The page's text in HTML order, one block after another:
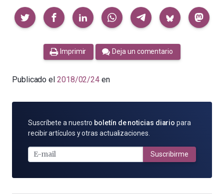
Compartir
Imprimir Deja un comentario
Publicado el 2018/02/24 en
SUSCRÍBETE
POR
MAIL
Suscríbete a nuestro boletín de noticias diario para
recibir artículos y otras actualizaciones.
Suscribirme